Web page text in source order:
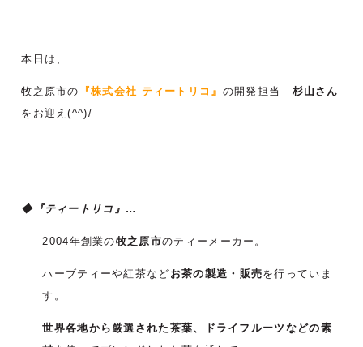
本日は、
牧之原市の 『株式会社 ティートリコ 』 の開発担当 杉山さん
をお迎え(^^)/
◆『ティートリコ 』…
2004年創業の牧之原市のティーメーカー。
ハーブティーや紅茶など お茶の製造・販売を行っていま
す。
世界各地から厳選された茶葉、ドライフルーツなどの素